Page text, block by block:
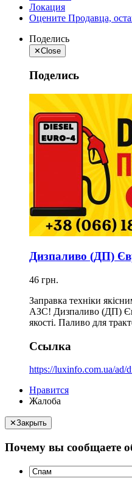
Локация
Оцените Продавца,
Поделись
✕Close
Поделись
Дизпаливо (ДП)
46 грн.
Заправка техніки
АЗС! Дизпаливо (ДП)
якості. Паливо для
Ссылка
https://luxinfo.com.ua/ad/
Нравится
Жалоба
✕Закрыть
Почему вы сообщаете